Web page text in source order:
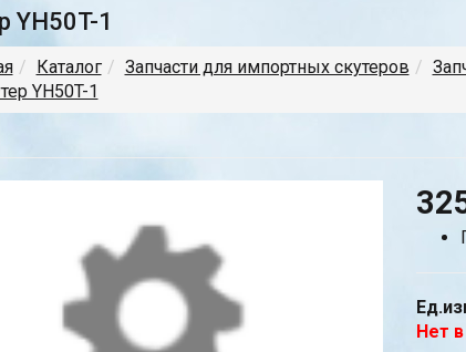
YH50T-1
Каталог Запчасти для импортных скутеров
YH50T-1
Нет